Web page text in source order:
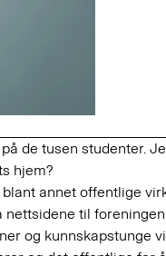
de tusen studenter.
hjem?
annet offentlige
til
og kunnskapstunge